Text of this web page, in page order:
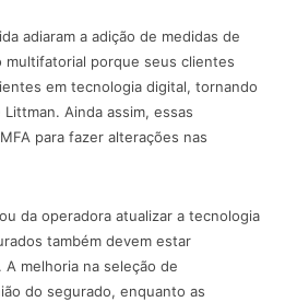
adiaram a adição de medidas de
multifatorial porque seus clientes
em tecnologia digital, tornando
Ainda assim, essas
para fazer alterações nas
da operadora atualizar a tecnologia
também devem estar
melhoria na seleção de
do segurado, enquanto as